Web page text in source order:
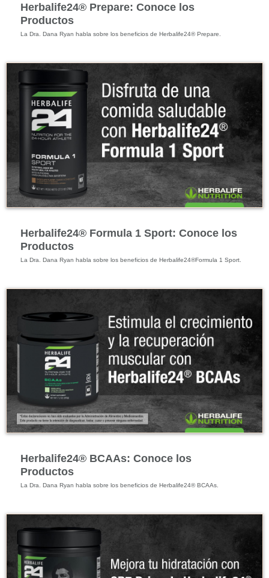
Herbalife24® Prepare: Conoce los
Productos
Herbalife24® Formula 1 Sport: Conoce los
Productos
Herbalife24® BCAAs: Conoce los
Productos